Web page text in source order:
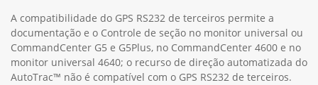
A compatibilidade do GPS RS232 de terceiros permite a
documentação e o Controle de seção no monitor universal ou
CommandCenter G5 e G5Plus, no CommandCenter 4600 e no
monitor universal 4640; o recurso de direção automatizada do
AutoTrac™ não é compatível com o GPS RS232 de terceiros.